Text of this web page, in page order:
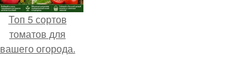
Топ 5 сортов
томатов для
вашего огорода.